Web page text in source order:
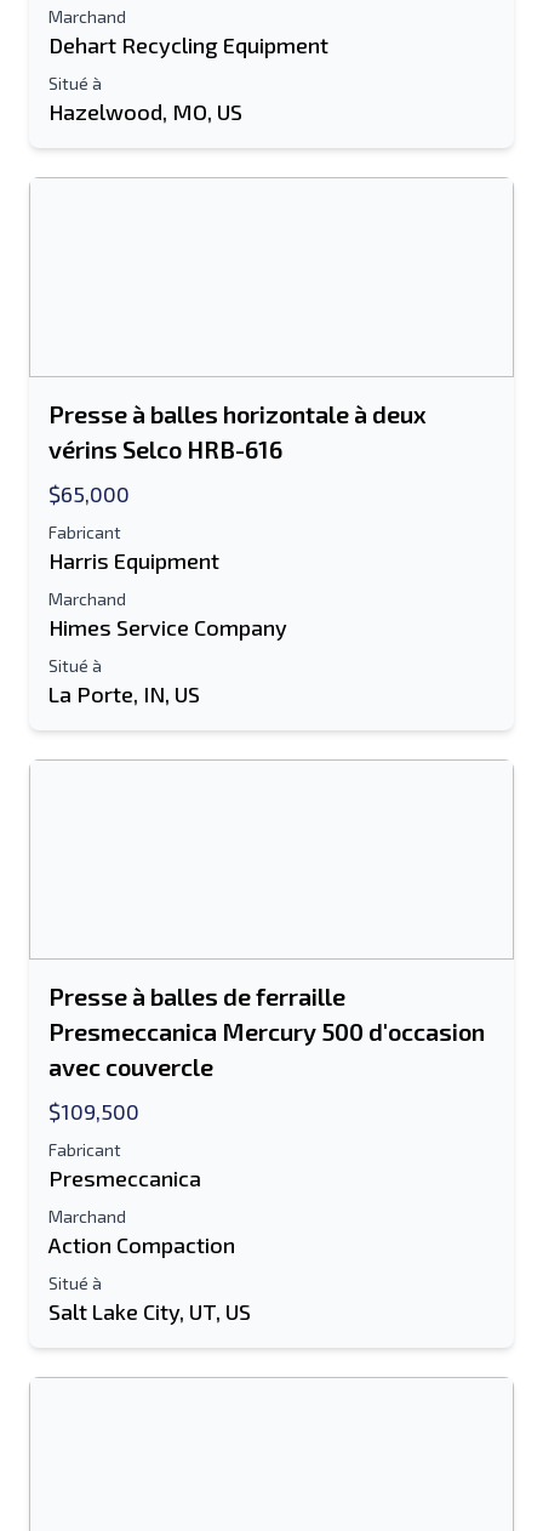
Marchand
Dehart Recycling Equipment
Situé à
Hazelwood, MO, US
Presse à balles horizontale à deux
vérins Selco HRB-616
$65,000
Fabricant
Harris Equipment
Marchand
Himes Service Company
Situé à
La Porte, IN, US
Presse à balles de ferraille
Presmeccanica Mercury 500 d'occasion
avec couvercle
$109,500
Fabricant
Presmeccanica
Marchand
Action Compaction
Situé à
Salt Lake City, UT, US